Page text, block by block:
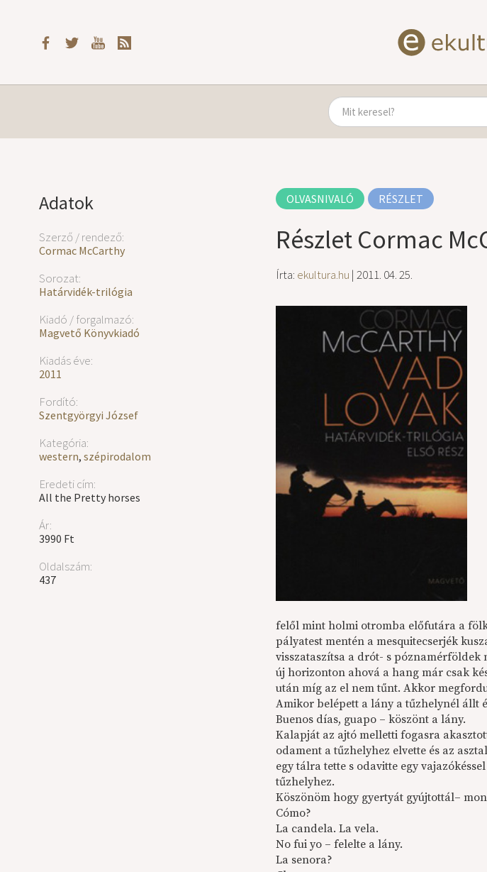
Adatok
Szerző / rendező:
Cormac McCarthy
Sorozat:
Határvidék-trilógia
Kiadó / forgalmazó:
Magvető Könyvkiadó
Kiadás éve:
2011
Fordító:
Szentgyörgyi József
Kategória:
western, szépirodalom
Eredeti cím:
All the Pretty horses
Ár:
3990 Ft
Oldalszám:
437
OLVASNIVALÓ RÉSZLET
Részlet Cormac
Írta: ekultura.hu | 2011. 04. 25.
felől mint holmi otromba előfutára a
pályatest mentén a mesquitecserjék
visszataszítsa a drót- s
új horizonton ahová a hang már csak
után míg az el nem tűnt. Akkor
Amikor belépett a lány a tűzhelynél állt
Buenos días, guapo – köszönt a lány.
Kalapját az ajtó melletti fogasra
odament a tűzhelyhez elvette és az
egy tálra tette s odavitte egy
tűzhelyhez.
Köszönöm hogy gyertyát gyújtottál–
Cómo?
La candela. La vela.
No fui yo – felelte a lány.
La senora?